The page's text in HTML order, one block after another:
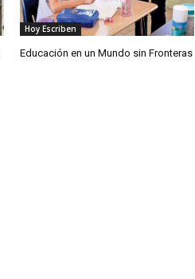
Hoy Escriben
Educación en un Mundo sin Fronteras